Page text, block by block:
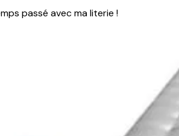
passé avec ma literie !